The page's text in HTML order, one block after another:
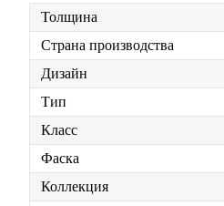
Толщина
Страна производства
Дизайн
Тип
Класс
Фаска
Коллекция